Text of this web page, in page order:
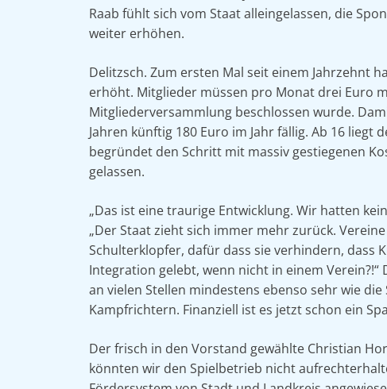
Raab fühlt sich vom Staat alleingelassen, die
weiter erhöhen.
Delitzsch. Zum ersten Mal seit einem Jahrzehnt
erhöht. Mitglieder müssen pro Monat drei Euro
Mitgliederversammlung beschlossen wurde.
Jahren künftig 180 Euro im Jahr fällig. Ab 16 liegt
begründet den Schritt mit massiv gestiegenen
gelassen.
„Das ist eine traurige Entwicklung. Wir hatten
„Der Staat zieht sich immer mehr zurück.
Schulterklopfer, dafür dass sie verhindern, dass
Integration gelebt, wenn nicht in einem
an vielen Stellen mindestens ebenso sehr wie
Kampfrichtern. Finanziell ist es jetzt schon ein
Der frisch in den Vorstand gewählte Christian
könnten wir den Spielbetrieb nicht